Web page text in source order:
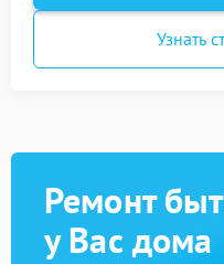
Узнать
Ремонт
у Вас дома